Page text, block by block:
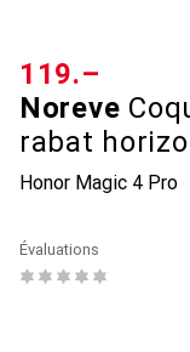
Noreve
rabat
Honor Magic 4 Pro
CHF
119.–
Évaluations